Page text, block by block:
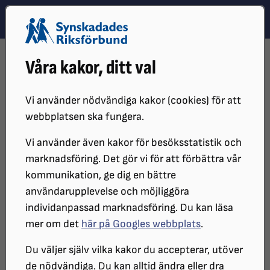
Våra kakor, ditt val
Vi använder nödvändiga kakor (cookies) för att
webbplatsen ska fungera.
Vi använder även kakor för besöksstatistik och
marknadsföring. Det gör vi för att förbättra vår
kommunikation, ge dig en bättre
användarupplevelse och möjliggöra
individanpassad marknadsföring. Du kan läsa
mer om det här på Googles webbplats.
Du väljer själv vilka kakor du accepterar, utöver
de nödvändiga. Du kan alltid ändra eller dra
Hoppa till innehåll
Hoppa till hitta snabbt
DISTRIKT
SRF BOHUSLÄN MITT-I-LIVET
Verksamheten